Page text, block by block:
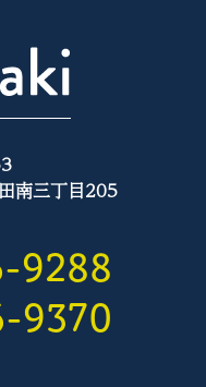
南三丁目205
9288
9370